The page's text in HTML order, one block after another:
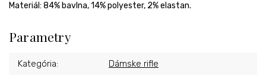
Materiál: 84% bavlna, 14% polyester, 2% elastan.
Parametry
Kategória: Dámske rifle